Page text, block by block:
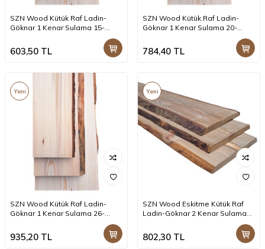
SZN Wood Kütük Raf Ladin-
Göknar 1 Kenar Sulama 15-
603,50 TL
SZN Wood Kütük Raf Ladin-
Göknar 1 Kenar Sulama 20-
784,40 TL
Yeni
SZN Wood Kütük Raf Ladin-
Göknar 1 Kenar Sulama 26-
935,20 TL
Yeni
SZN Wood Eskitme Kütük Raf
Ladin-Göknar 2 Kenar Sulama
15-19x3cm SZN51-Teak -- -- -- +
802,30 TL